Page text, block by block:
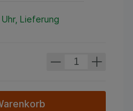
Lieferung